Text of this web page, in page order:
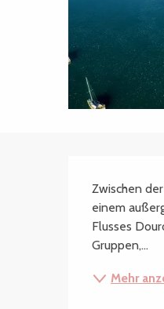
Zwischen
einem
Flusses
Gruppen,...
Mehr